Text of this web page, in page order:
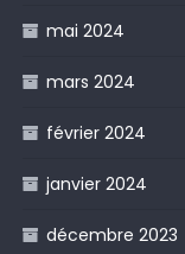
mai 2024
mars 2024
février 2024
janvier 2024
décembre 2023